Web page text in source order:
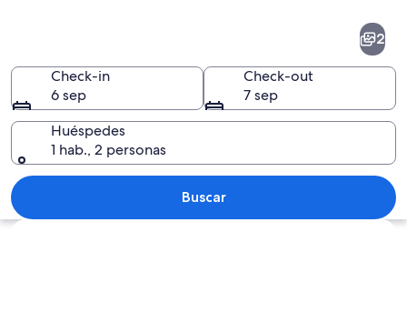
Una pista de aeropuerto con una
2
Check-in
6 sep
Check-out
7 sep
Huéspedes
1 hab., 2 personas
Buscar
Explorar mapa